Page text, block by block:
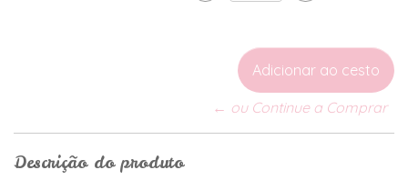
← ou Continue a Comprar
Descrição do produto